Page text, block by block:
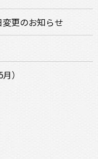
変更のお知らせ
）